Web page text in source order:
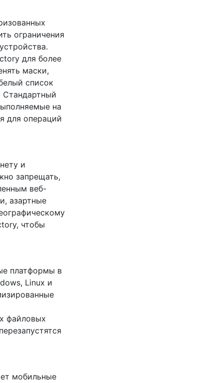
ограничения
для более
маски,
список
Стандартный
на
для операций
и
запрещать,
веб-
азартные
чтобы
платформы в
Linux и
файловых
мобильные